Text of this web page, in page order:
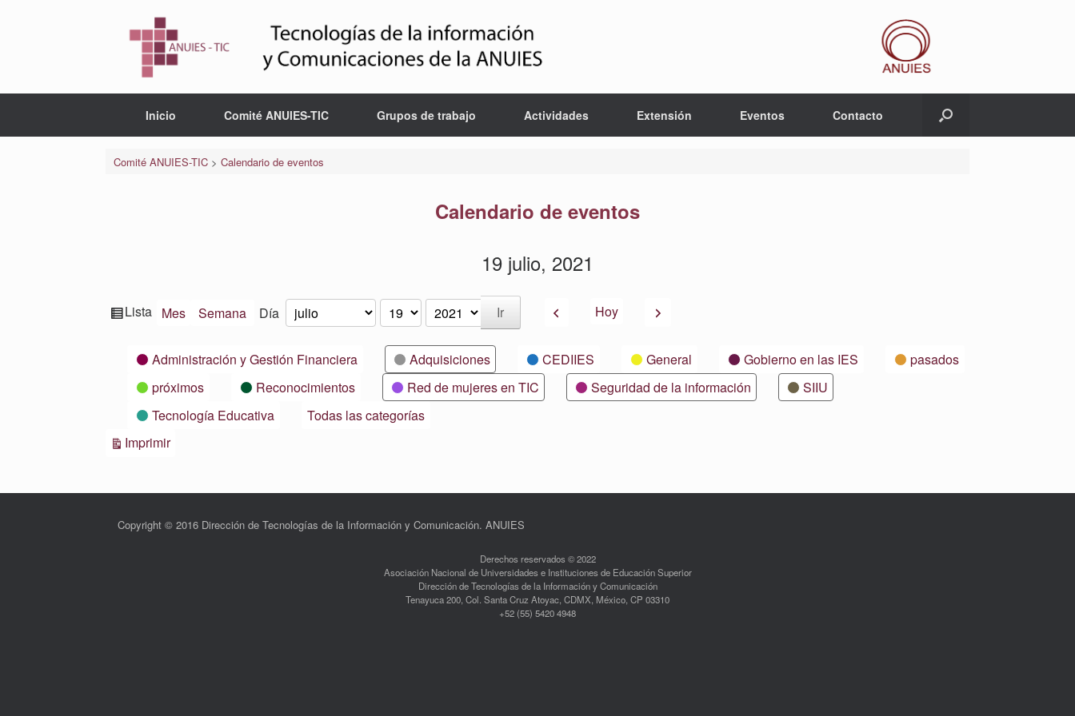
Inicio Comité ANUIES-TIC Grupos de trabajo Actividades Extensión Eventos Contacto
Comité ANUIES-TIC> Calendario de eventos
Calendario de eventos
19 julio, 2021
Ver
Lista Mes Semana Día Mes
Día
Año AnteriorHoy Siguiente
CategoríasAdministración y Gestión Financiera Adquisiciones CEDIIES General Gobierno en las IES
pasados
próximos
Reconocimientos Red de mujeres en TIC Seguridad de la información
SIIU
Tecnología Educativa
Todas las categorías
ImprimirVistas
Copyright © 2016 Dirección de Tecnologías de la Información y Comunicación. ANUIES
Derechos reservados © 2022
Asociación Nacional de Universidades e Instituciones de Educación Superior
Dirección de Tecnologías de la Información y Comunicación
Tenayuca 200, Col. Santa Cruz Atoyac, CDMX, México, CP 03310
+52 (55) 5420 4948